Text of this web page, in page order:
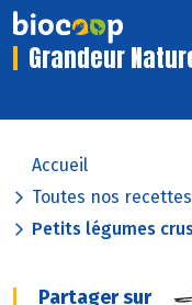
Grandeur
Accueil
Toutes nos recettes
Petits légumes
Partager sur